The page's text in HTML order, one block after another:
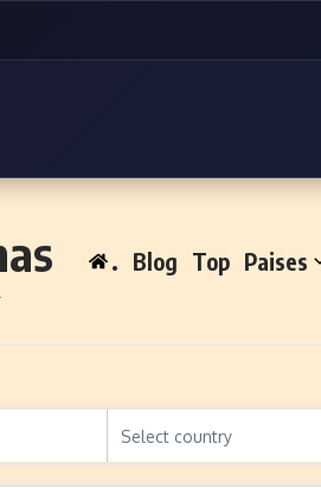
. Blog Top Paises